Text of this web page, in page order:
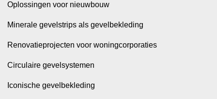
Oplossingen voor nieuwbouw
Minerale gevelstrips als gevelbekleding
Renovatieprojecten voor woningcorporaties
Circulaire gevelsystemen
Iconische gevelbekleding